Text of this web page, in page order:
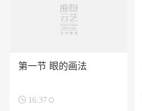
第一节 眼的画法
 16:37